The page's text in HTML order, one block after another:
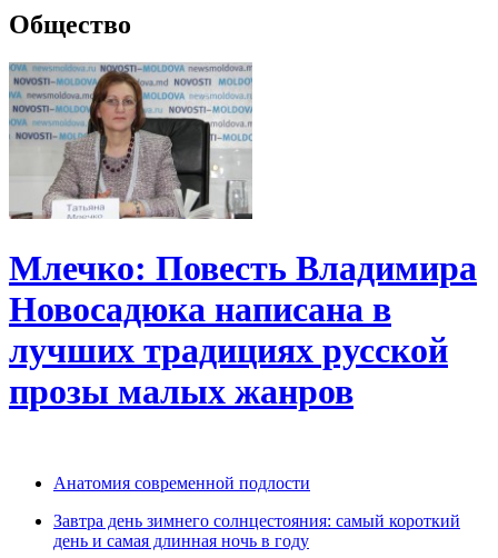
Общество
Млечко: Повесть Владимира
Новосадюка написана в
лучших традициях русской
прозы малых жанров
Анатомия современной подлости
Завтра день зимнего солнцестояния: самый короткий
день и самая длинная ночь в году